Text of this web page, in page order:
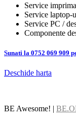
Service
Service laptop-
Service PC /
Componente
Sunati la 0752 069 909
Deschide harta
BE Awesome! |